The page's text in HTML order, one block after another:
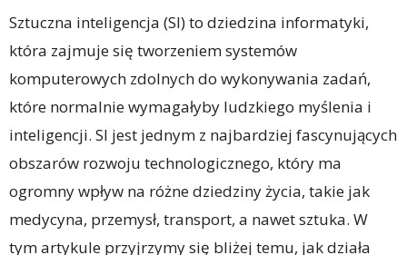
Sztuczna inteligencja (SI) to dziedzina informatyki,
która zajmuje się tworzeniem systemów
komputerowych zdolnych do wykonywania zadań,
które normalnie wymagałyby ludzkiego myślenia i
inteligencji. SI jest jednym z najbardziej fascynujących
obszarów rozwoju technologicznego, który ma
ogromny wpływ na różne dziedziny życia, takie jak
medycyna, przemysł, transport, a nawet sztuka. W
tym artykule przyjrzymy się bliżej temu, jak działa